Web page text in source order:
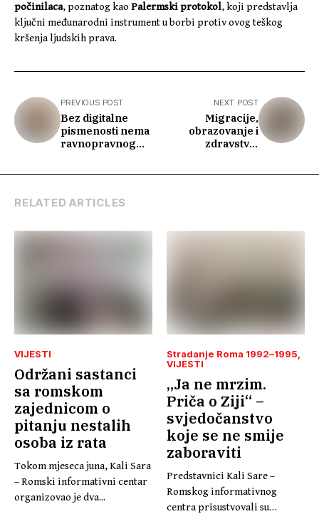
počinilaca, poznatog kao Palermski protokol, koji predstavlja
ključni međunarodni instrument u borbi protiv ovog teškog
kršenja ljudskih prava.
PREVIOUS POST
Bez digitalne
pismenosti nema
ravnopravnog
NEXT POST
Migracije,
obrazovanje i
zdravstvo:
RELATED ARTICLES
VIJESTI
Održani sastanci
sa romskom
zajednicom o
pitanju nestalih
osoba iz rata
Tokom mjeseca juna, Kali Sara
– Romski informativni centar
organizovao je dva...
Stradanje Roma 1992–1995
VIJESTI
„Ja ne mrzim.
Priča o Ziji“ –
svjedočanstvo
koje se ne smije
zaboraviti
Predstavnici Kali Sare –
Romskog informativnog
centra prisustvovali su